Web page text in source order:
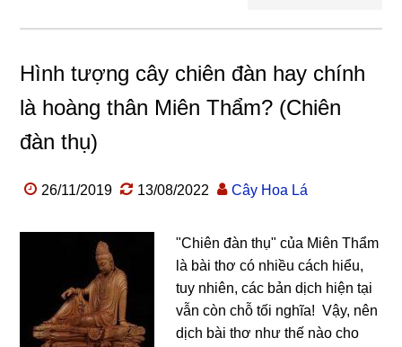
Hình tượng cây chiên đàn hay chính
là hoàng thân Miên Thẩm? (Chiên
đàn thụ)
26/11/2019 13/08/2022 Cây Hoa Lá
"Chiên đàn thụ" của Miên Thẩm
là bài thơ có nhiều cách hiểu,
tuy nhiên, các bản dịch hiện tại
vẫn còn chỗ tối nghĩa! Vậy, nên
dịch bài thơ như thế nào cho